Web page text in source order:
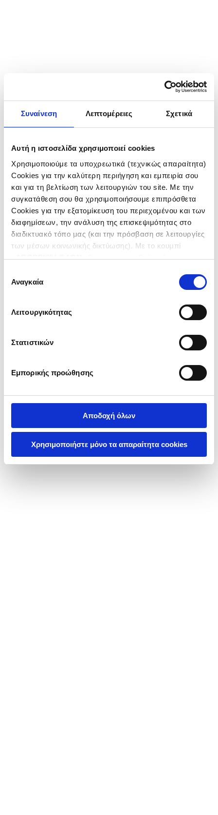
Συναίνεση Λεπτομέρειες Σχετικά
Αυτή η ιστοσελίδα χρησιμοποιεί cookies
Χρησιμοποιούμε τα υποχρεωτικά (τεχνικώς απαραίτητα)
Cookies για την καλύτερη περιήγηση και εμπειρία σου
και για τη βελτίωση των λειτουργιών του site. Με την
συγκατάθεση σου θα χρησιμοποιήσουμε επιπρόσθετα
Cookies για την εξατομίκευση του περιεχομένου και των
διαφημίσεων, την ανάλυση της επισκεψιμότητας στο
διαδικτυακό τόπο μας (και την πρόσβαση σε λειτουργίες
των μέσων κοινωνικής δικτύωσης). Με το κουμπί
«ΑΠΟΡΡΙΨΗ ΟΛΩΝ» θα ενεργοποιηθούν μόνο τα
το κουμπί «
» θα ενεργοποιηθούν όλες
Πολιτική
και τους διαφορετικούς τύπους Cookies και
τροποποίησε τις προτιμήσεις σου (εκτός από τα
Cookies».
συγκατάθεσης
Αναγκαία
Λειτουργικότητας
Στατιστικών
Εμπορικής προώθησης
Αποδοχή όλων
Χρησιμοποιήστε μόνο τα απαραίτητα cookies